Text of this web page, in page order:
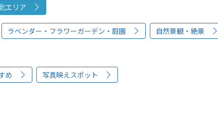
エリア
ラベンダー・フラワーガーデン・庭園 自然景観・絶景
め 写真映えスポット